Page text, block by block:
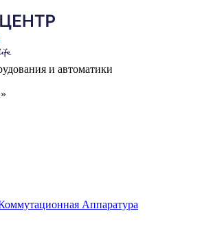
и автоматики
Аппаратура